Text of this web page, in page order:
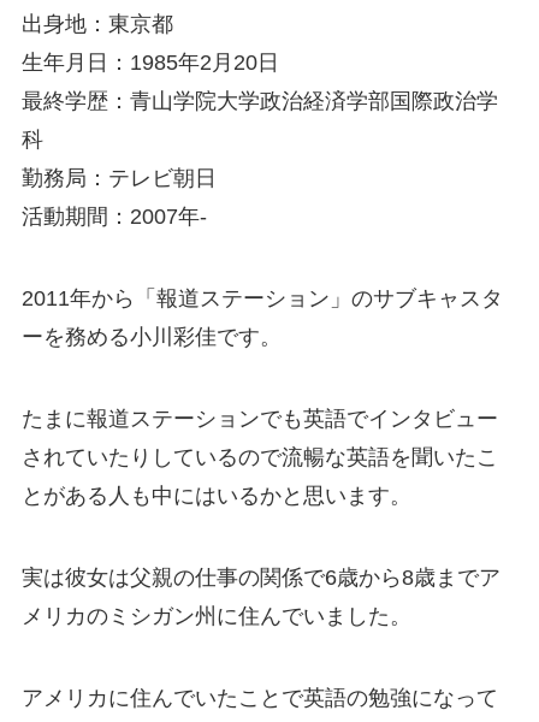
出身地：東京都
生年月日：1985年2月20日
最終学歴：青山学院大学政治経済学部国際政治学
科
勤務局：テレビ朝日
活動期間：2007年-
2011年から「報道ステーション」のサブキャスタ
ーを務める小川彩佳です。
たまに報道ステーションでも英語でインタビュー
されていたりしているので流暢な英語を聞いたこ
とがある人も中にはいるかと思います。
実は彼女は父親の仕事の関係で6歳から8歳までア
メリカのミシガン州に住んでいました。
アメリカに住んでいたことで英語の勉強になって